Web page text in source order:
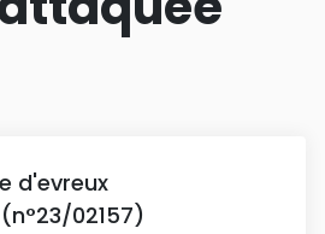
d'evreux
02157)